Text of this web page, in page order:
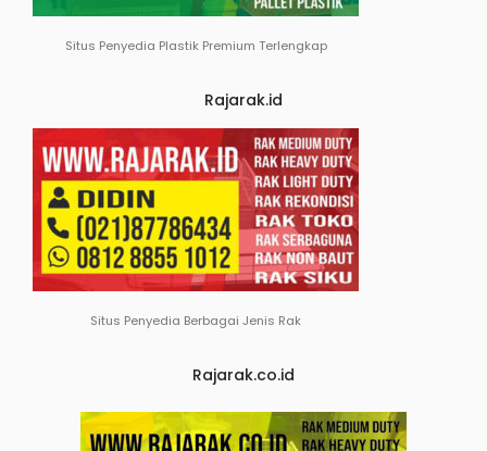
Situs Penyedia Plastik Premium Terlengkap
Rajarak.id
Situs Penyedia Berbagai Jenis Rak
Rajarak.co.id